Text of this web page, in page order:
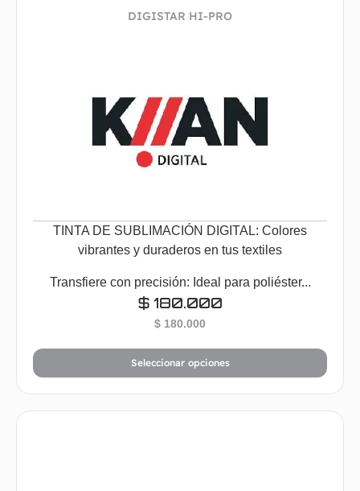
DIGISTAR HI-PRO
TINTA DE SUBLIMACIÓN DIGITAL: Colores
vibrantes y duraderos en tus textiles
Transfiere con precisión: Ideal para poliéster...
$180.000
$ 180.000
Seleccionar opciones